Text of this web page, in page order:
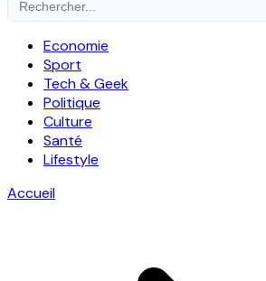
Economie
Sport
Tech & Geek
Politique
Culture
Santé
Lifestyle
Accueil